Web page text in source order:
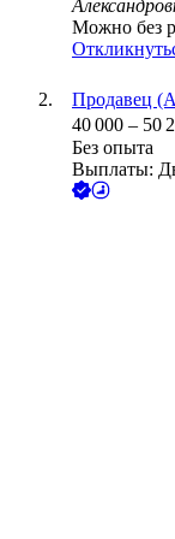
Можно без
Продавец
40 000 – 50
Без опыта
Выплаты: